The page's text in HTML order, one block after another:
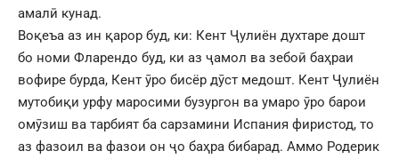
амалӣ кунад.
Воқеъа аз ин қарор буд, ки: Кент Ҷулиён духтаре дошт
бо номи Фларендо буд, ки аз ҷамол ва зебоӣ баҳраи
вофире бурда, Кент ӯро бисёр дӯст медошт. Кент Ҷулиён
мутобиқи урфу маросими бузургон ва умаро ӯро барои
омӯзиш ва тарбият ба сарзамини Испания фиристод, то
аз фазоил ва фазои он ҷо баҳра бибарад. Аммо Родерик